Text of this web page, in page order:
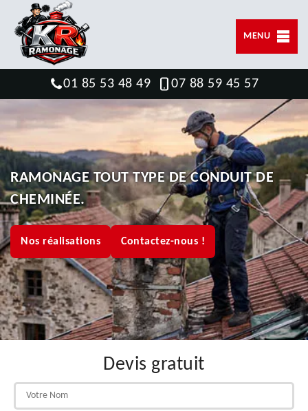
MENU
01 85 53 48 49 07 88 59 45 57
RAMONAGE TOUT TYPE DE CONDUIT DE
CHEMINÉE.
Nos réalisations Contactez-nous !
Devis gratuit